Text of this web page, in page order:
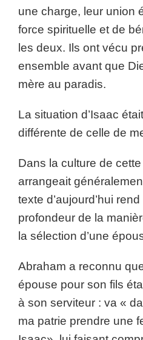
une charge, leur union
force spirituelle et de
les deux. Ils ont vécu
ensemble avant que
mère au paradis.
La situation d’Isaac
différente de celle de
Dans la culture de
arrangeait
texte d’aujourd’hui
profondeur de la
la sélection d’une
Abraham a reconnu
épouse pour son fils
à son serviteur : va «
ma patrie prendre une